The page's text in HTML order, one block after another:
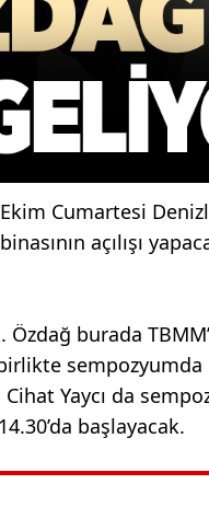
Cumartesi
açılışı
burada
Yaycı da
başlayacak.